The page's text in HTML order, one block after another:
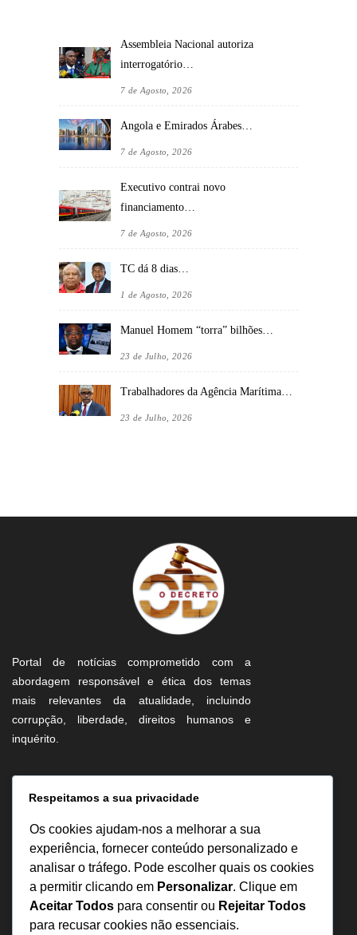
Assembleia Nacional autoriza
interrogatório…
7 de Agosto, 2026
Angola e Emirados Árabes…
7 de Agosto, 2026
Executivo contrai novo
financiamento…
7 de Agosto, 2026
TC dá 8 dias…
1 de Agosto, 2026
Manuel Homem “torra” bilhões…
23 de Julho, 2026
Trabalhadores da Agência Marítima…
23 de Julho, 2026
Portal de notícias comprometido com a
abordagem responsável e ética dos temas
mais relevantes da atualidade, incluindo
corrupção, liberdade, direitos humanos e
inquérito.
Informação
Sobre Nós
Estatuto Editorial
Inquérito
Denuncia
Política de Privacidade
Respeitamos a sua privacidade
Os cookies ajudam-nos a melhorar a sua
experiência, fornecer conteúdo personalizado e
analisar o tráfego. Pode escolher quais os cookies
a permitir clicando em Personalizar. Clique em
Aceitar Todos para consentir ou Rejeitar Todos
para recusar cookies não essenciais.